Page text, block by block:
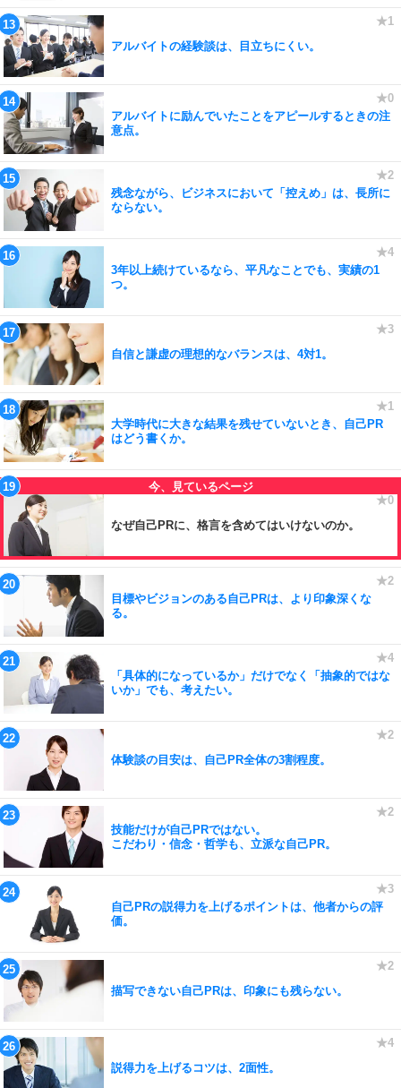
アルバイトの経験談は、目立ちにくい。
アルバイトに励んでいたことをアピールするときの注
意点。
残念ながら、ビジネスにおいて「控えめ」は、長所に
ならない。
3年以上続けているなら、平凡なことでも、実績の1
つ。
自信と謙虚の理想的なバランスは、4対1。
大学時代に大きな結果を残せていないとき、自己PR
はどう書くか。
なぜ自己PRに、格言を含めてはいけないのか。
目標やビジョンのある自己PRは、より印象深くな
る。
「具体的になっているか」だけでなく「抽象的ではな
いか」でも、考えたい。
体験談の目安は、自己PR全体の3割程度。
技能だけが自己PRではない。
こだわり・信念・哲学も、立派な自己PR。
自己PRの説得力を上げるポイントは、他者からの評
価。
描写できない自己PRは、印象にも残らない。
説得力を上げるコツは、2面性。